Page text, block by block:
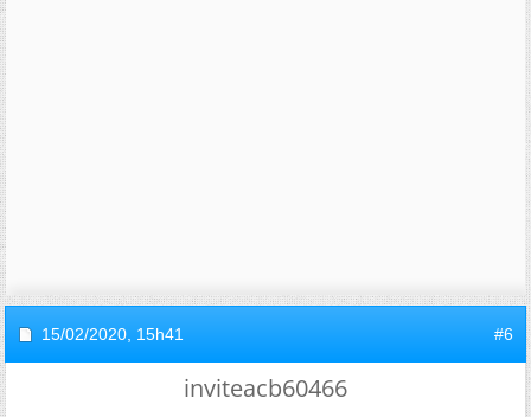
15/02/2020, 15h41 #6
inviteacb60466